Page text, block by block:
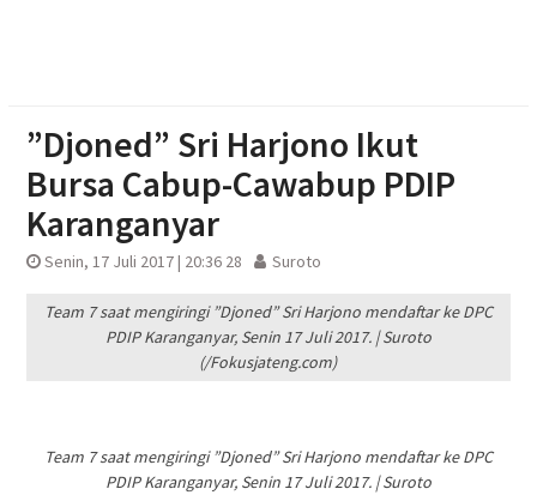
”Djoned” Sri Harjono Ikut
Bursa Cabup-Cawabup PDIP
Karanganyar
Senin, 17 Juli 2017 | 20:36 28 Suroto
Team 7 saat mengiringi ”Djoned” Sri Harjono mendaftar ke DPC
PDIP Karanganyar, Senin 17 Juli 2017. | Suroto
(/Fokusjateng.com)
Team 7 saat mengiringi ”Djoned” Sri Harjono mendaftar ke DPC
PDIP Karanganyar, Senin 17 Juli 2017. | Suroto